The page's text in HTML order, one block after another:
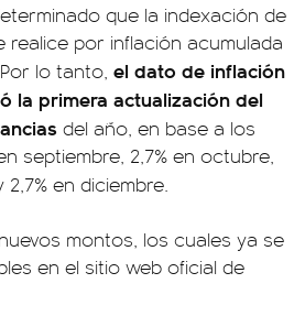
que la indexación de
por inflación acumulada
lo tanto, el dato de inflación
la primera actualización del
del año, en base a los
septiembre, 2,7% en octubre,
2,7% en diciembre.
montos, los cuales ya se
en el sitio web oficial de